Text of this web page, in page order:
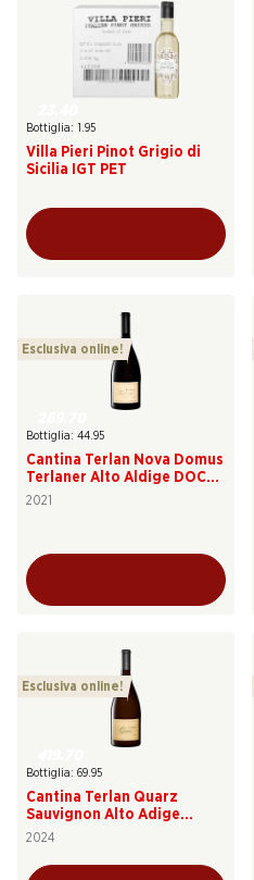
Bottiglia: 1.95
Villa Pieri Pinot Grigio di
Sicilia IGT PET
Esclusiva online!
Bottiglia: 44.95
Cantina Terlan Nova Domus
Terlaner Alto Aldige DOC
Riserva
2021
Esclusiva online!
Bottiglia: 69.95
Cantina Terlan Quarz
Sauvignon Alto Adige
Terlano DOC
2024